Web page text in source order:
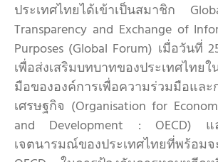
ประเทศไทยได้เข้าเป็นสมาชิก
Transparency and Exchange of
Purposes (Global Forum) เมื่อวันที่
เพื่อส่งเสริมบทบาทของประเทศไทย
มือขององค์การเพื่อความร่วมมือแล
เศรษฐกิจ (Organisation for
and Development : OECD) แ
เจตนารมณ์ของประเทศไทยที่พร้อม